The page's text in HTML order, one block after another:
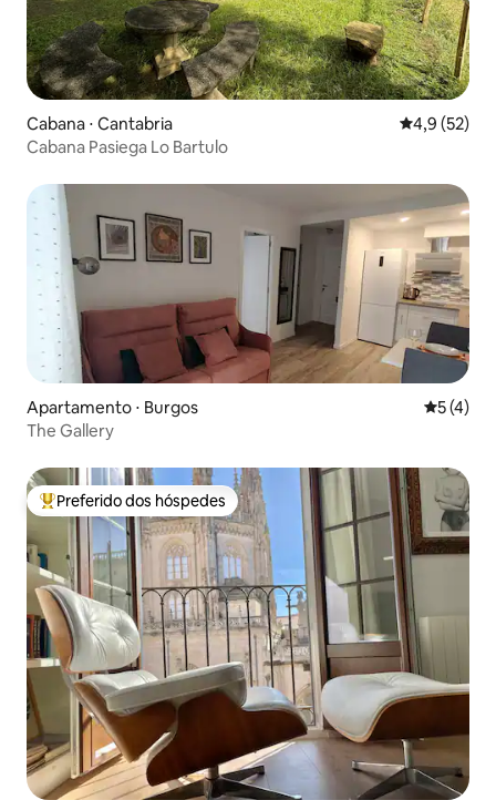
Cabana ⋅ Cantabria 4,9 de uma
4,9 (52)
Cabana Pasiega Lo Bartulo
Apartamento ⋅ Burgos 5 de
5 (4)
The Gallery
Entre os melhores preferidos dos hóspedes
Preferido dos hóspedes